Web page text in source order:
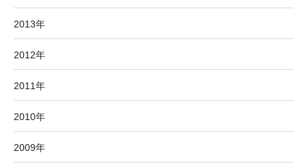
2013年
2012年
2011年
2010年
2009年